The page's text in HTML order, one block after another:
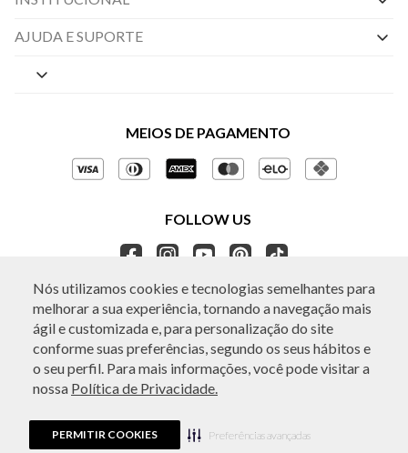
Nós utilizamos cookies e tecnologias semelhantes para
melhorar a sua experiência, tornando a navegação mais
ágil e customizada e, para personalização do site
conforme suas preferências, segundo os seus hábitos e
o seu perfil. Para mais informações, você pode visitar a
nossa Política de Privacidade.
PERMITIR COOKIES Preferências avançadas
Nossas Lojas
Políticas de Privacidade
Gestão de Privacidade
Ética e Sustentabilidade
Seja um Revendedor
APP BO.BÔ
AJUDA E SUPORTE
Central de Preferências
Perguntas frequentes
Regulamentos e Promoções
MEIOS DE PAGAMENTO
FOLLOW US
© Copyright 2026 - Todos os direitos reservados. A BO.BÔ reserva-se no
disponibilidade de estoque a qualquer momento.
Em caso de dúvidas:0800 440 2222.
Horário de Atendimento:das 8h às 20h de segunda a sábado, exceto